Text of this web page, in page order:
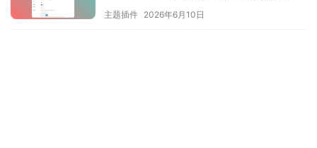
水印位置
主题插件 2026年6月10日